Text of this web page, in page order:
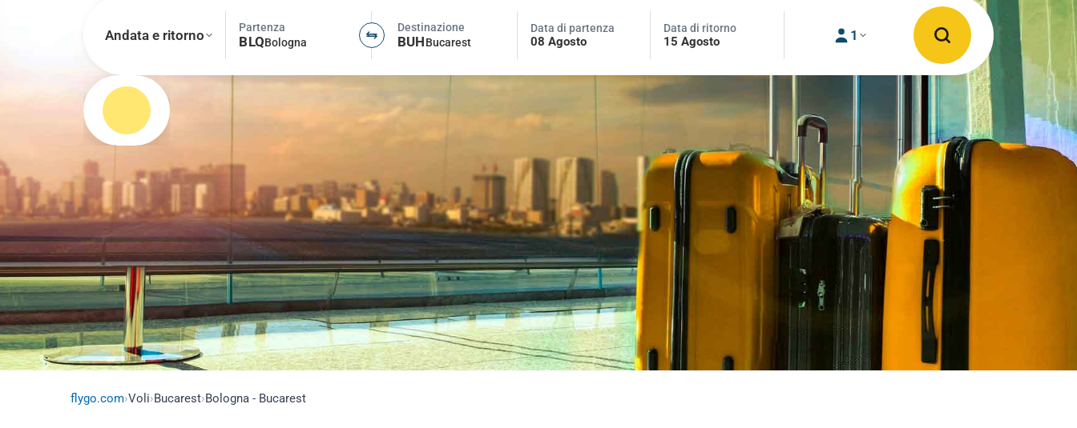
Andata e ritorno Partenza
BLQBologna
Destinazione
BUHBucarest
Data di partenza
08 Agosto
Data di ritorno
15 Agosto 1
flygo.com›Voli›Bucarest›Bologna - Bucarest